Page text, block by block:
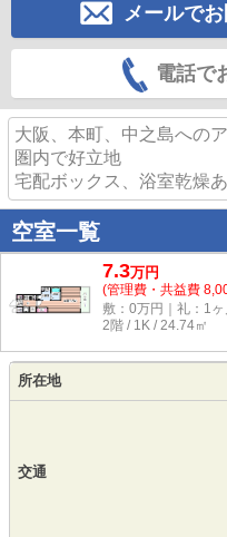
メールで
電話で
大阪、本町、中之島への
圏内で好立地
宅配ボックス、浴室乾燥
空室一覧
7.3万円
(管理費・共益費
敷：0万円｜礼：1ヶ
2階 / 1K / 24.74㎡
所在地
交通